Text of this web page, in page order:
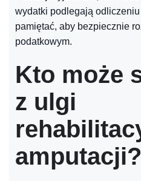
wydatki podlegają
pamiętać, aby bezpiecznie
podatkowym.
Kto może
z ulgi
amputacji?